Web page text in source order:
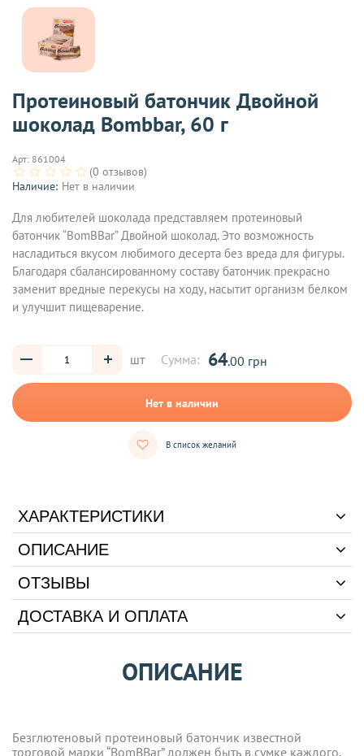
Протеиновый батончик Двойной
шоколад Bombbar, 60 г
Арт: 861004
(0 отзывов)
Наличие: Нет в наличии
Для любителей шоколада представляем протеиновый
батончик “BomBBar” Двойной шоколад. Это возможность
насладиться вкусом любимого десерта без вреда для фигуры.
Благодаря сбалансированному составу батончик прекрасно
заменит вредные перекусы на ходу, насытит организм белком
и улучшит пищеварение.
шт Сумма: 64.00 грн
Нет в наличии
В список желаний
ХАРАКТЕРИСТИКИ
ОПИСАНИЕ
ОТЗЫВЫ
ДОСТАВКА И ОПЛАТА
ОПИСАНИЕ
Безглютеновый протеиновый батончик известной
торговой марки “BomBBar” должен быть в сумке каждого,